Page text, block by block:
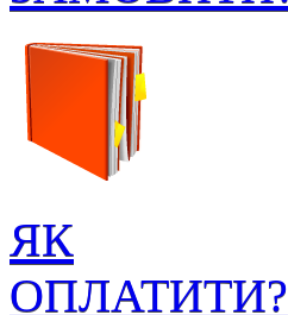
ЯК
ОПЛАТИТИ?